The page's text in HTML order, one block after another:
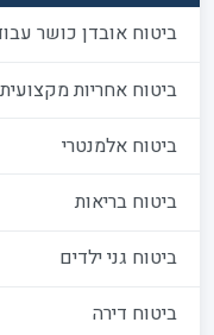
ביטוח אובדן כושר
ביטוח אחריות מקצועית
ביטוח אלמנטרי
ביטוח בריאות
ביטוח גני ילדים
ביטוח דירה